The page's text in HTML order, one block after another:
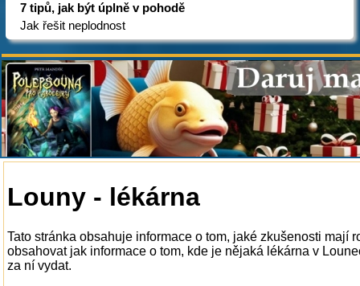
7 tipů, jak být úplně v pohodě
Jak řešit neplodnost
Louny - lékárna
Tato stránka obsahuje informace o tom, jaké zkušenosti mají
obsahovat jak informace o tom, kde je nějaká lékárna v
za ní vydat.